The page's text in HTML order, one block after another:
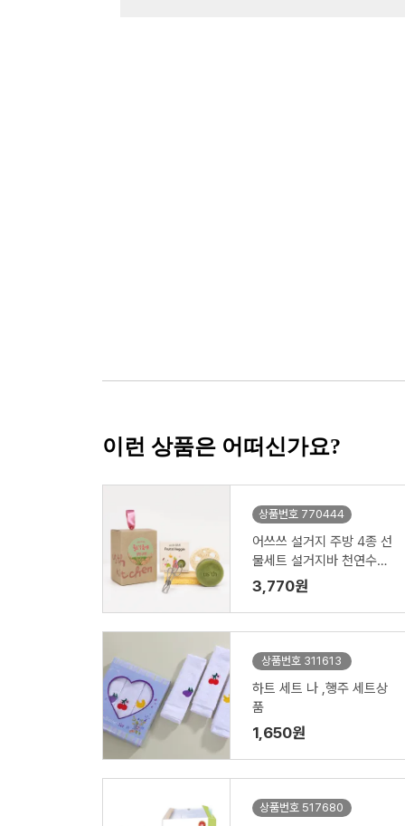
이런 상품은 어떠신가요?
상품번호 770444
어쓰쓰 설거지 주방 4종 선
물세트 설거지바 천연수세
미 제로웨이스트키트
3,770원
상품번호 311613
하트 세트 나 ,행주 세트상
품
1,650원
상품번호 517680